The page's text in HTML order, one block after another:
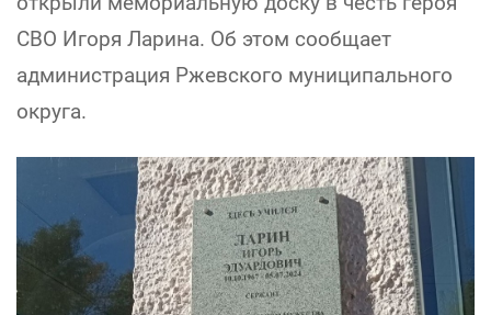
СВО Игоря Ларина. Об этом сообщает
администрация Ржевского муниципального
округа.